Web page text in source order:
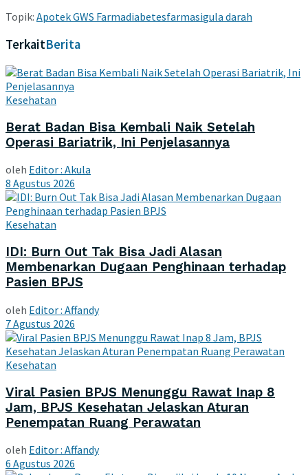
Topik: Apotek GWS Farmadiabetesfarmasigula darah
TerkaitBerita
Kesehatan
Berat Badan Bisa Kembali Naik Setelah
Operasi Bariatrik, Ini Penjelasannya
oleh Editor : Akula
8 Agustus 2026
Kesehatan
IDI: Burn Out Tak Bisa Jadi Alasan
Membenarkan Dugaan Penghinaan terhadap
Pasien BPJS
oleh Editor : Affandy
7 Agustus 2026
Kesehatan
Viral Pasien BPJS Menunggu Rawat Inap 8
Jam, BPJS Kesehatan Jelaskan Aturan
Penempatan Ruang Perawatan
oleh Editor : Affandy
6 Agustus 2026